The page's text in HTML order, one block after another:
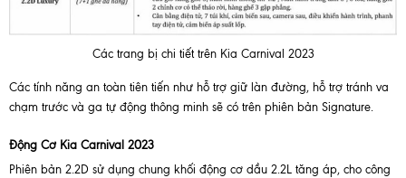
Các trang bị chi tiết trên Kia Carnival 2023
Các tính năng an toàn tiên tiến như hỗ trợ giữ làn đường, hỗ trợ tránh va
chạm trước và ga tự động thông minh sẽ có trên phiên bản Signature.
Động Cơ Kia Carnival 2023
Phiên bản 2.2D sử dụng chung khối động cơ dầu 2.2L tăng áp, cho công